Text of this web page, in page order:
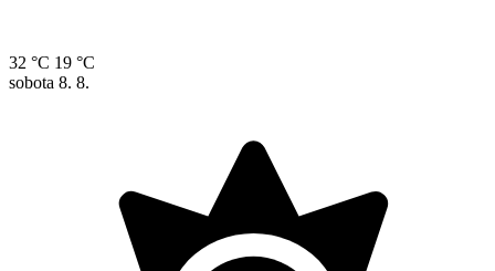
32 °C 19 °C
sobota 8. 8.